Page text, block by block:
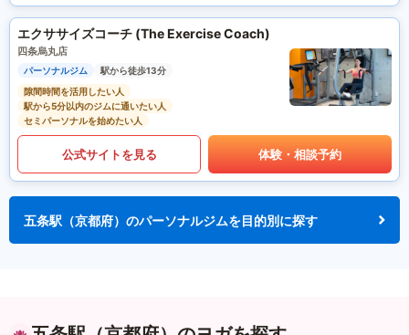
エクササイズコーチ (The Exercise Coach)
四条烏丸店
パーソナルジム
駅から徒歩13分
隙間時間を活用したい人
駅から5分以内のジムに通いたい人
セミパーソナルを始めたい人
公式サイトを見る 体験・相談予約
五条駅（京都府）のパーソナルジムを目的別に探す